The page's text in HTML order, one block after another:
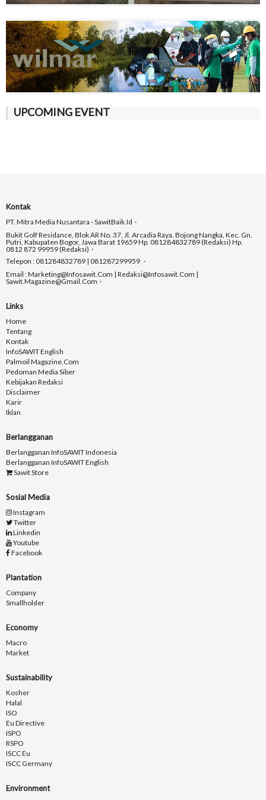
UPCOMING EVENT
Kontak
PT. Mitra Media Nusantara - SawitBaik.id
Bukit Golf Residance, Blok AR No. 37, Jl. Arcadia Raya, Bojong Nangka, Kec. Gn.
Putri, Kabupaten Bogor, Jawa Barat 19659 Hp. 081284832789 (Redaksi) Hp.
0812 872 99959 (Redaksi)
Telepon : 081284832789 | 081287299959
Email : Marketing@infosawit.com | Redaksi@infosawit.com |
Sawit.magazine@gmail.com
Links
Home
Tentang
Kontak
InfoSAWIT English
Palmoil Magazine.com
Pedoman Media Siber
Kebijakan Redaksi
Disclaimer
Karir
Iklan
Berlangganan
Berlangganan InfoSAWIT Indonesia
Berlangganan InfoSAWIT English
Sawit Store
Sosial Media
Instagram
Twitter
Linkedin
Youtube
Facebook
Plantation
Company
Smallholder
Economy
Macro
Market
Sustainability
Kosher
Halal
ISO
Eu Directive
ISPO
RSPO
ISCC Eu
ISCC Germany
Environment